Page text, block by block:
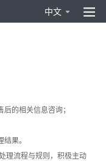
中文
的相关信息咨询；
果。
理流程与规则，积极主动